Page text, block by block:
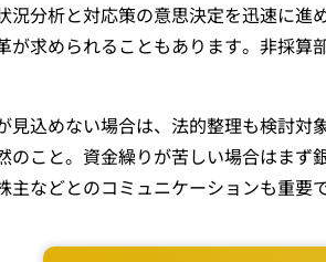
況分析と対応策の意思決定を迅速に進
が求められることもあります。非採算
見込めない場合は、法的整理も検討対
のこと。資金繰りが苦しい場合はまず
主などとのコミュニケーションも重要で